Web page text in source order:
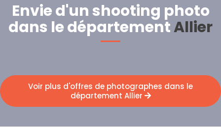
Envie d'un shooting photo
dans le départementAllier
Voir plus d'offres de photographes dans le
département Allier